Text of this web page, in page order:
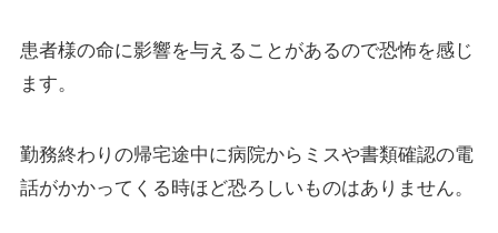
患者様の命に影響を与えることがあるので恐怖を感じ
ます。
勤務終わりの帰宅途中に病院からミスや書類確認の電
話がかかってくる時ほど恐ろしいものはありません。